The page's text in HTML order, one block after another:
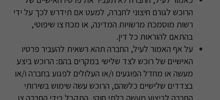
הרוכש לגורם חיצוני לחברה, למעט אם תידרש לכך על ידי
רשות מוסמכת מרשויות המדינה, או מכח צו שיפוטי,
בהתאם להוראות כל דין.
על אף האמור לעיל, החברה תהא רשאית להעביר פרטיו
האישיים של רוכש לצד שלישי במקרים בהם: הרוכש ביצע
מעשה או מחדל הפוגעים ו/או העלולים לפגוע בחברה ו/או
בצדדים שלישיים כלשהם, הרוכש עשה שימוש בשירותי
החברה לביצוע מעשה בלתי חוקי, התקבל בידי החברה צו